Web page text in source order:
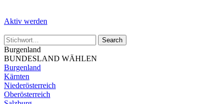
Aktiv werden
Burgenland
BUNDESLAND WÄHLEN
Burgenland
Kärnten
Niederösterreich
Oberösterreich